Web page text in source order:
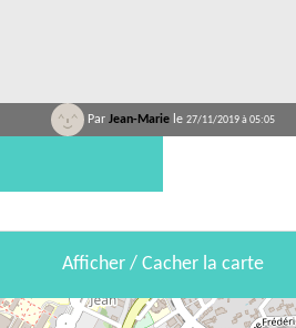
Par Jean-Marie le 27/11/2019 à 05:05
Afficher / Cacher la carte